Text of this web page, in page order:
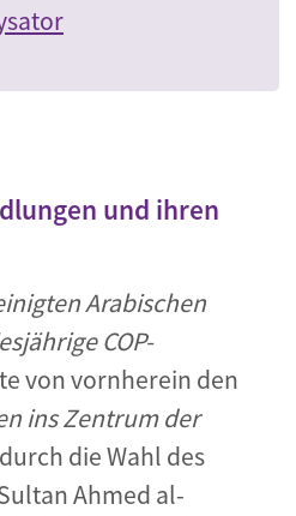
und ihren
Arabischen
COP-
von vornherein den
ins Zentrum der
die Wahl des
Ahmed al-